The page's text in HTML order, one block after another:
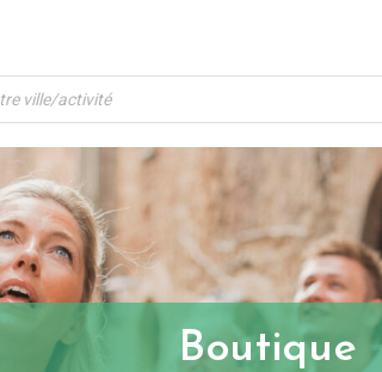
Boutique